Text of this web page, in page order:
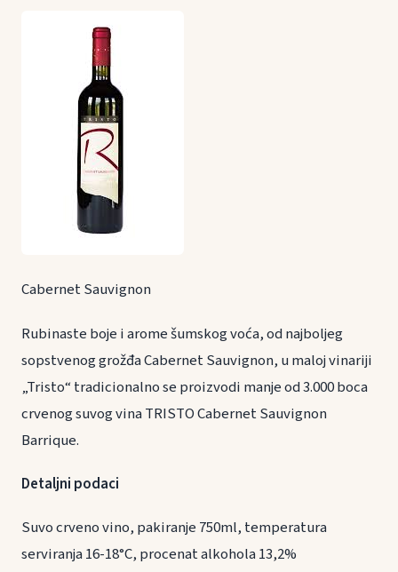
Cabernet Sauvignon
Rubinaste boje i arome šumskog voća, od najboljeg
sopstvenog grožđa Cabernet Sauvignon, u maloj vinariji
„Tristo“ tradicionalno se proizvodi manje od 3.000 boca
crvenog suvog vina TRISTO Cabernet Sauvignon
Barrique.
Detaljni podaci
Suvo crveno vino, pakiranje 750ml, temperatura
serviranja 16-18°C, procenat alkohola 13,2%